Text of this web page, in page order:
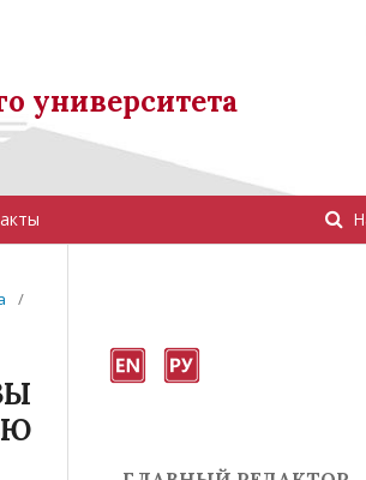
университета
/